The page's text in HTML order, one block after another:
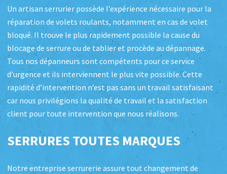
Un artisan serrurier possède l’expérience nécessaire pour la
réparation de volets roulants, notamment en cas de volet
bloqué. Il trouve le plus rapidement possible la cause du
blocage de serrure ou de tablier et procède au dépannage.
Tous nos dépanneurs sont compétents pour ce service
d’urgence et ils interviennent le plus vite possible. Cette
rapidité d’intervention n’est pas sans un travail satisfaisant
car nous privilégions la qualité de travail et la satisfaction
client pour toute intervention que nous réalisons.
SERRURES TOUTES MARQUES
Notre entreprise serrurerie assure tout changement de